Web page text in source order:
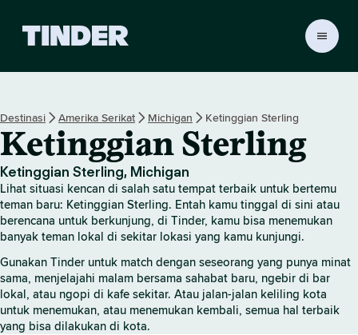
d
a
T
i
n
d
e
r
Destinasi Amerika Serikat Michigan Ketinggian Sterling
Ketinggian Sterling
Ketinggian Sterling, Michigan
Lihat situasi kencan di salah satu tempat terbaik untuk bertemu
teman baru: Ketinggian Sterling. Entah kamu tinggal di sini atau
berencana untuk berkunjung, di Tinder, kamu bisa menemukan
banyak teman lokal di sekitar lokasi yang kamu kunjungi.
Gunakan Tinder untuk match dengan seseorang yang punya minat
sama, menjelajahi malam bersama sahabat baru, ngebir di bar
lokal, atau ngopi di kafe sekitar. Atau jalan-jalan keliling kota
untuk menemukan, atau menemukan kembali, semua hal terbaik
yang bisa dilakukan di kota.